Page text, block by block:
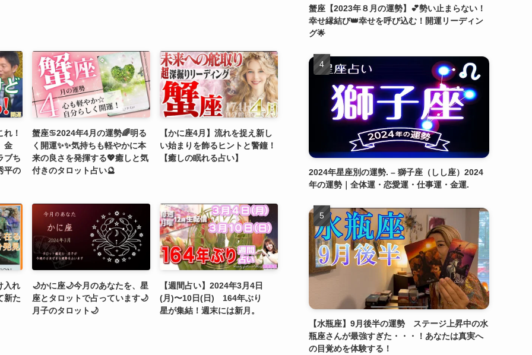
！
金
ブち
平の
蟹座♋️2024年4月の運勢🌈明る
く開運✨✨気持ちも軽やかに本
来の良さを発揮する💖癒しと気
付きのタロット占い🔮
【かに座4月】流れを捉え新し
い始まりを飾るヒントと警鐘！
【癒しの眠れる占い】
入れ
新た
🌙かに座🌙今月のあなたを、星
座とタロットで占っています🌙
月子のタロット🌙
【週間占い】2024年3月4日
(月)〜10日(日) 164年ぶり
星が集結！週末には新月。
蟹座【2023年８月の運勢】💕勢い止まらない！
幸せ縁結び👑幸せを呼び込む！開運リーディン
グ🌟
2024年星座別の運勢. – 獅子座（しし座）2024
年の運勢｜全体運・恋愛運・仕事運・金運.
【水瓶座】9月後半の運勢 ステージ上昇中の水
瓶座さんが最強すぎた・・・！あなたは真実へ
の目覚めを体験する！